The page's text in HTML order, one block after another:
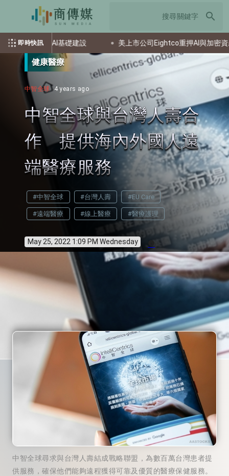
search
即時快訊
導體與AI基礎建設 美上市公司Eightco重押AI與加密資產 投
健康醫療
中智全球 4 years ago
中智全球與台灣人壽合
作 提供海內外國人遠
端醫療服務
#中智全球 #台灣人壽 #EU Care
#遠端醫療 #線上醫療 #醫療護理
May 25, 2022 1:09 PM Wednesday
中智全球尋求與台灣人壽結成戰略聯盟，為數百萬台灣患者提
供服務，確保他們能夠遠程獲得可靠及優質的醫療保健服務。